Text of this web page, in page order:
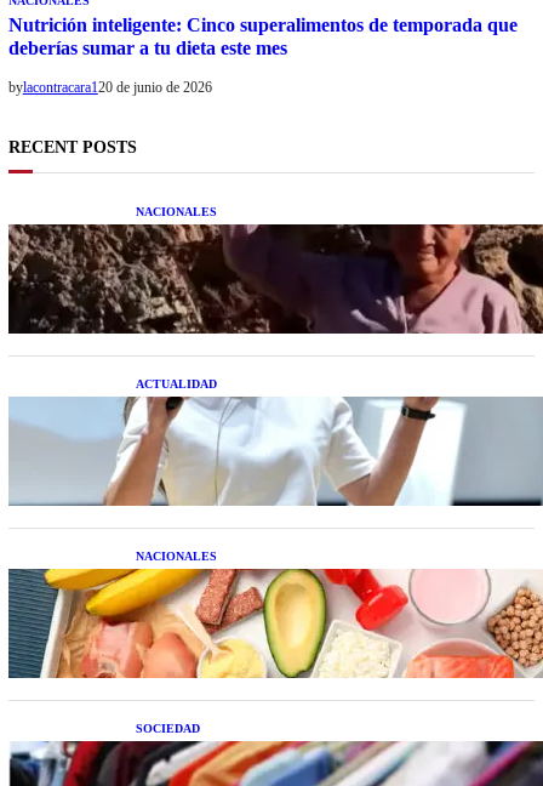
Nutrición inteligente: Cinco superalimentos de temporada que
deberías sumar a tu dieta este mes
bylacontracara120 de junio de 2026
RECENT POSTS
NACIONALES
Una mujer asegura haber peleado con un
extraterrestre cuerpo a cuerpo
ACTUALIDAD
La startup creada por una salteña que busca
resolver el estrés financiero en Latinoamérica
NACIONALES
Nutrición inteligente: Cinco superalimentos de
temporada que deberías sumar a tu dieta este mes
SOCIEDAD
Las grandes marcas globales se suman a la
tendencia de la ropa de segunda mano premium